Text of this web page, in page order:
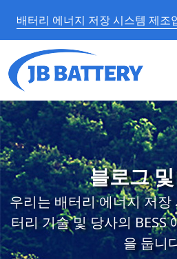
배터리 에너지 저장 시스템 제조
블로그
우리는 배터리 에너지 저
터리 기술 및 당사의 BESS
을 둡니